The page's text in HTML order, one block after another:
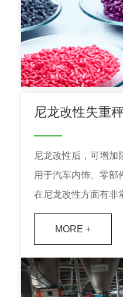
尼龙改性失重
尼龙改性后，可增加
用于汽车内饰、零部
在尼龙改性方面有非
性工厂都有大量的应
MORE +